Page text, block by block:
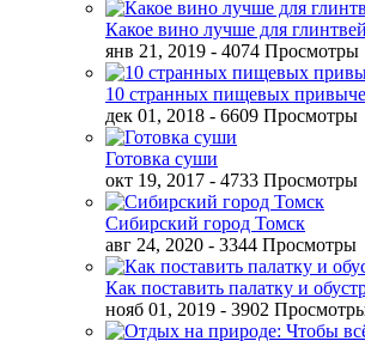
Какое вино лучше для
янв 21, 2019 - 4074 Просмотры
10 странных пищевых
дек 01, 2018 - 6609 Просмотры
Готовка суши
окт 19, 2017 - 4733 Просмотры
Сибирский город Томск
авг 24, 2020 - 3344 Просмотры
Как поставить палатку и
нояб 01, 2019 - 3902